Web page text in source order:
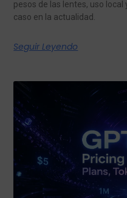
pesos de las lentes, uso
caso en la actualidad.
Seguir Leyendo